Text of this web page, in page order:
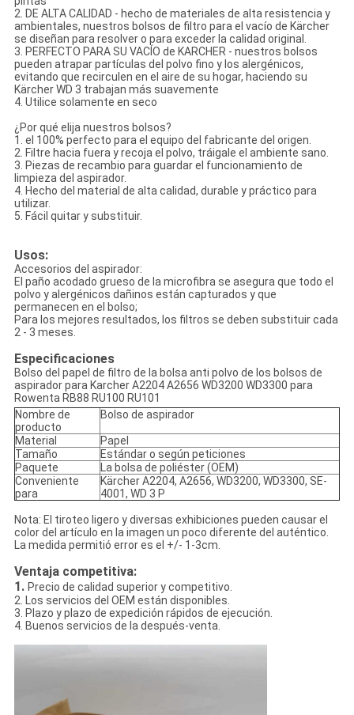
2. DE ALTA CALIDAD - hecho de materiales de alta resistencia y
ambientales, nuestros bolsos de filtro para el vacío de Kärcher
se diseñan para resolver o para exceder la calidad original.
3. PERFECTO PARA SU VACÍO de KARCHER - nuestros bolsos
pueden atrapar partículas del polvo fino y los alergénicos,
evitando que recirculen en el aire de su hogar, haciendo su
Kärcher WD 3 trabajan más suavemente
4. Utilice solamente en seco
¿Por qué elija nuestros bolsos?
1. el 100% perfecto para el equipo del fabricante del origen.
2. Filtre hacia fuera y recoja el polvo, tráigale el ambiente sano.
3. Piezas de recambio para guardar el funcionamiento de
limpieza del aspirador.
4. Hecho del material de alta calidad, durable y práctico para
utilizar.
5. Fácil quitar y substituir.
Usos:
Accesorios del aspirador:
El paño acodado grueso de la microfibra se asegura que todo el
polvo y alergénicos dañinos están capturados y que
permanecen en el bolso;
Para los mejores resultados, los filtros se deben substituir cada
2 - 3 meses.
Especificaciones
Bolso del papel de filtro de la bolsa anti polvo de los bolsos de
aspirador para Karcher A2204 A2656 WD3200 WD3300 para
Rowenta RB88 RU100 RU101
Nombre de
producto
Bolso de aspirador
Material
Papel
Tamaño
Estándar o según peticiones
Paquete
La bolsa de poliéster (OEM)
Conveniente
para
Kärcher A2204, A2656, WD3200, WD3300, SE-
4001, WD 3 P
Nota: El tiroteo ligero y diversas exhibiciones pueden causar el
color del artículo en la imagen un poco diferente del auténtico.
La medida permitió error es el +/- 1-3cm.
Ventaja competitiva:
1. Precio de calidad superior y competitivo.
2. Los servicios del OEM están disponibles.
3. Plazo y plazo de expedición rápidos de ejecución.
4. Buenos servicios de la después-venta.